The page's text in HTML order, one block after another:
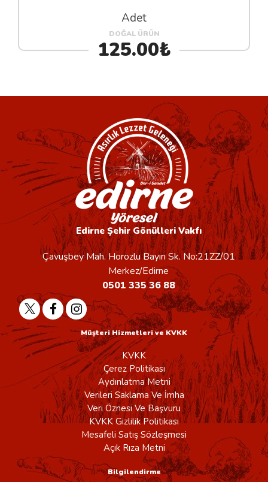
Adet
DOĞAL ÜRÜN
125.00₺
Edirne Şehir Gönülleri Vakfı
Çavuşbey Mah. Horozlu Bayırı Sk. No:21ZZ/01
Merkez/Edirne
0501 335 36 88
Müşteri Hizmetleri ve KVKK
KVKK
Çerez Politikası
Aydınlatma Metni
Verileri Saklama Ve İmha
Veri Öznesi Ve Başvuru
KVKK Gizlilik Politikası
Mesafeli Satış Sözleşmesi
Açık Rıza Metni
Bilgilendirme